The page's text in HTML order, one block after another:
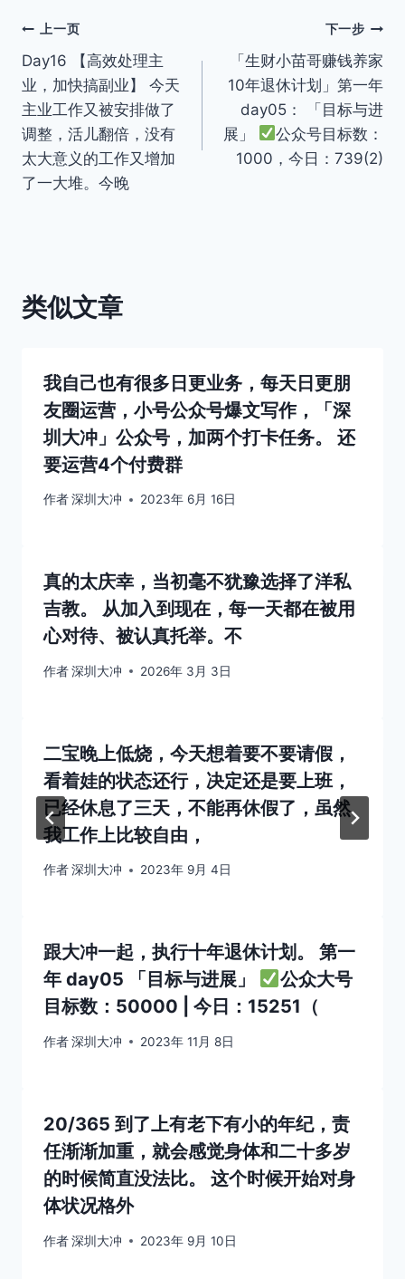
文
章
导
航
上一页
Day16 【高效处理主
业，加快搞副业】 今天
主业工作又被安排做了
调整，活儿翻倍，没有
太大意义的工作又增加
了一大堆。今晚
下一步
「生财小苗哥赚钱养家
10年退休计划」第一年
day05： 「目标与进
展」
公众号目标数：
1000，今日：739(2)
类似文章
我自己也有很多日更业务，每天日更朋
友圈运营，小号公众号爆文写作，「深
圳大冲」公众号，加两个打卡任务。 还
要运营4个付费群
作者深圳大冲 2023年 6月 16日
真‮太的‬庆幸，当初‮不毫‬犹豫‮择选‬了洋‮私
吉‬教。 从加‮到入‬现在，每一天‮在都‬被用‮
对心‬待、被认真托举。不
作者深圳大冲 2026年 3月 3日
二宝晚上低烧，今天想着要不要请假，
看着娃的状态还行，决定还是要上班，
已经休息了三天，不能再休假了，虽然
我工作上比较自由，
作者深圳大冲 2023年 9月 4日
跟大冲一起，执行十年退休计划。 第一
年 day05 「目标与进展」
公众大号
目标数：50000 | 今日：15251（
作者深圳大冲 2023年 11月 8日
20/365 到了上有老下有小的年纪，责
任渐渐加重，就会感觉身体和二十多岁
的时候简直没法比。 这个时候开始对身
体状况格外
作者深圳大冲 2023年 9月 10日